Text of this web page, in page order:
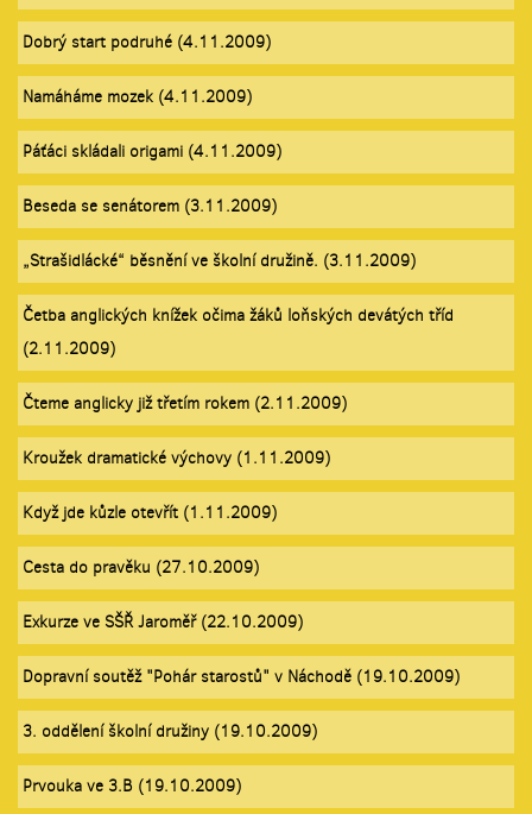
Dobrý start podruhé (4.11.2009)
Namáháme mozek (4.11.2009)
Páťáci skládali origami (4.11.2009)
Beseda se senátorem (3.11.2009)
„Strašidlácké“ běsnění ve školní družině. (3.11.2009)
Četba anglických knížek očima žáků loňských devátých tříd
(2.11.2009)
Čteme anglicky již třetím rokem (2.11.2009)
Kroužek dramatické výchovy (1.11.2009)
Když jde kůzle otevřít (1.11.2009)
Cesta do pravěku (27.10.2009)
Exkurze ve SŠŘ Jaroměř (22.10.2009)
Dopravní soutěž "Pohár starostů" v Náchodě (19.10.2009)
3. oddělení školní družiny (19.10.2009)
Prvouka ve 3.B (19.10.2009)